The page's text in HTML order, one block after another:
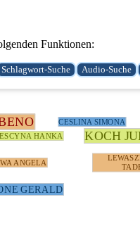
Funktionen:
CESLINA SIMONA
HANKA KOCH
ANGELA
GERALD